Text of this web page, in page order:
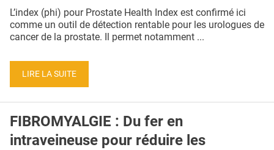
L’index (phi) pour Prostate Health Index est confirmé ici
comme un outil de détection rentable pour les urologues de
cancer de la prostate. Il permet notamment ...
LIRE LA SUITE
FIBROMYALGIE : Du fer en
intraveineuse pour réduire les